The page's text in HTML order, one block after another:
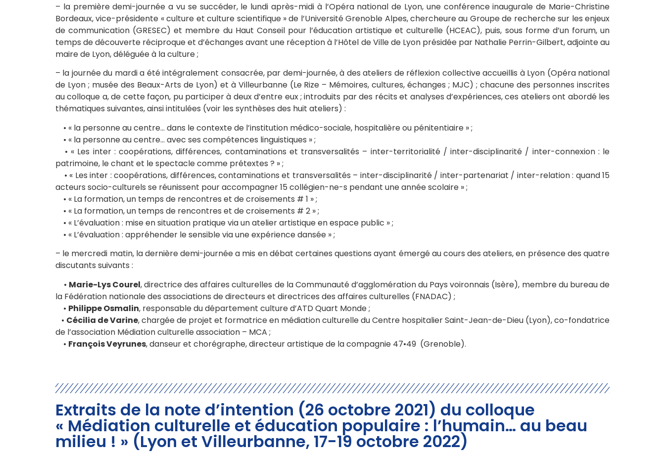
– la première demi-journée a vu se succéder, le lundi après-midi à l’Opéra national de Lyon, une conférence inaugurale de Marie-Christine
Bordeaux, vice-présidente « culture et culture scientifique » de l’Université Grenoble Alpes, chercheure au Groupe de recherche sur les enjeux
de communication (GRESEC) et membre du Haut Conseil pour l’éducation artistique et culturelle (HCEAC), puis, sous forme d’un forum, un
temps de découverte réciproque et d’échanges avant une réception à l’Hôtel de Ville de Lyon présidée par Nathalie Perrin-Gilbert, adjointe au
maire de Lyon, déléguée à la culture ;
– la journée du mardi a été intégralement consacrée, par demi-journée, à des ateliers de réflexion collective accueillis à Lyon (Opéra national
de Lyon ; musée des Beaux-Arts de Lyon) et à Villeurbanne (Le Rize – Mémoires, cultures, échanges ; MJC) ; chacune des personnes inscrites
au colloque a, de cette façon, pu participer à deux d’entre eux ; introduits par des récits et analyses d’expériences, ces ateliers ont abordé les
thématiques suivantes, ainsi intitulées (voir les synthèses des huit ateliers) :
• « la personne au centre… dans le contexte de l’institution médico-sociale, hospitalière ou pénitentiaire » ;
• « la personne au centre… avec ses compétences linguistiques » ;
• « Les inter : coopérations, différences, contaminations et transversalités – inter-territorialité / inter-disciplinarité / inter-connexion : le
patrimoine, le chant et le spectacle comme prétextes ? » ;
• « Les inter : coopérations, différences, contaminations et transversalités – inter-disciplinarité / inter-partenariat / inter-relation : quand 15
acteurs socio-culturels se réunissent pour accompagner 15 collégien-ne-s pendant une année scolaire » ;
• « La formation, un temps de rencontres et de croisements # 1 » ;
• « La formation, un temps de rencontres et de croisements # 2 » ;
• « L’évaluation : mise en situation pratique via un atelier artistique en espace public » ;
• « L’évaluation : appréhender le sensible via une expérience dansée » ;
– le mercredi matin, la dernière demi-journée a mis en débat certaines questions ayant émergé au cours des ateliers, en présence des quatre
discutants suivants :
• Marie-Lys Courel, directrice des affaires culturelles de la Communauté d’agglomération du Pays voironnais (Isère), membre du bureau de
la Fédération nationale des associations de directeurs et directrices des affaires culturelles (FNADAC) ;
• Philippe Osmalin, responsable du département culture d’ATD Quart Monde ;
• Cécilia de Varine, chargée de projet et formatrice en médiation culturelle du Centre hospitalier Saint-Jean-de-Dieu (Lyon), co-fondatrice
de l’association Médiation culturelle association – MCA ;
• François Veyrunes, danseur et chorégraphe, directeur artistique de la compagnie 47•49 (Grenoble).
Extraits de la note d’intention (26 octobre 2021) du colloque
« Médiation culturelle et éducation populaire : l’humain… au beau
milieu ! » (Lyon et Villeurbanne, 17-19 octobre 2022)